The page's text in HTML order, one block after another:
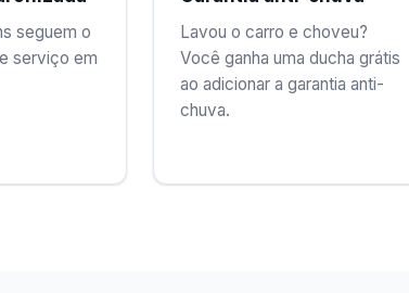
seguem o
serviço em
Lavou o carro e choveu?
Você ganha uma ducha grátis
ao adicionar a garantia anti-
chuva.